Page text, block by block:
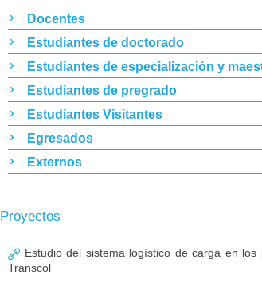
Docentes
Estudiantes de doctorado
Estudiantes de especialización y
Estudiantes de pregrado
Estudiantes Visitantes
Egresados
Externos
Proyectos
Estudio del sistema logístico de carga en
Transcol